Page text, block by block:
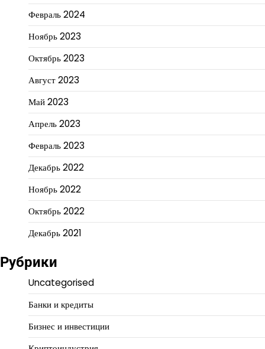
Февраль 2024
Ноябрь 2023
Октябрь 2023
Август 2023
Май 2023
Апрель 2023
Февраль 2023
Декабрь 2022
Ноябрь 2022
Октябрь 2022
Декабрь 2021
Рубрики
Uncategorised
Банки и кредиты
Бизнес и инвестиции